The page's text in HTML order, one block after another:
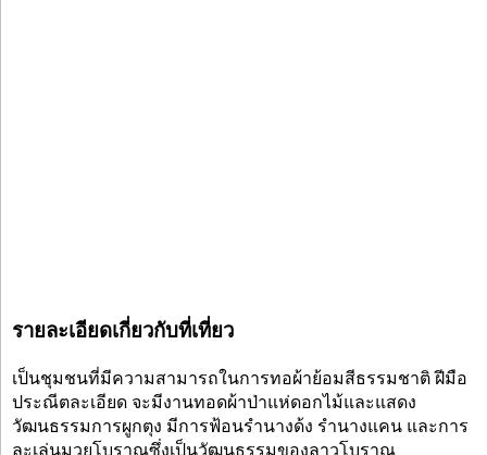
รายละเอียดเกี่ยวกับที่เที่ยว
เป็นชุมชนที่มีความสามารถในการทอผ้าย้อมสีธรรมชาติ ฝีมือ
ประณีตละเอียด จะมีงานทอดผ้าป่าแห่ดอกไม้และแสดง
วัฒนธรรมการผูกตุง มีการฟ้อนรำนางด้ง รำนางแคน และการ
ละเล่นมวยโบราณซึ่งเป็นวัฒนธรรมของลาวโบราณ